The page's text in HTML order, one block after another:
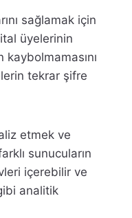
sağlamak için
üyelerinin
tekrar şifre
etmek ve
sunucuların
içerebilir ve
analitik